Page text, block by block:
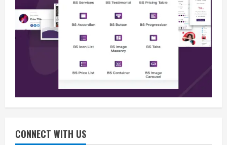
CONNECT WITH US
Opini
Sekolah Rakyat, Upaya Negara
Memutus Kemiskinan Antargenerasi
August 10, 2026
3
Pemerintah Perkuat Tata Kelola
Manfaat